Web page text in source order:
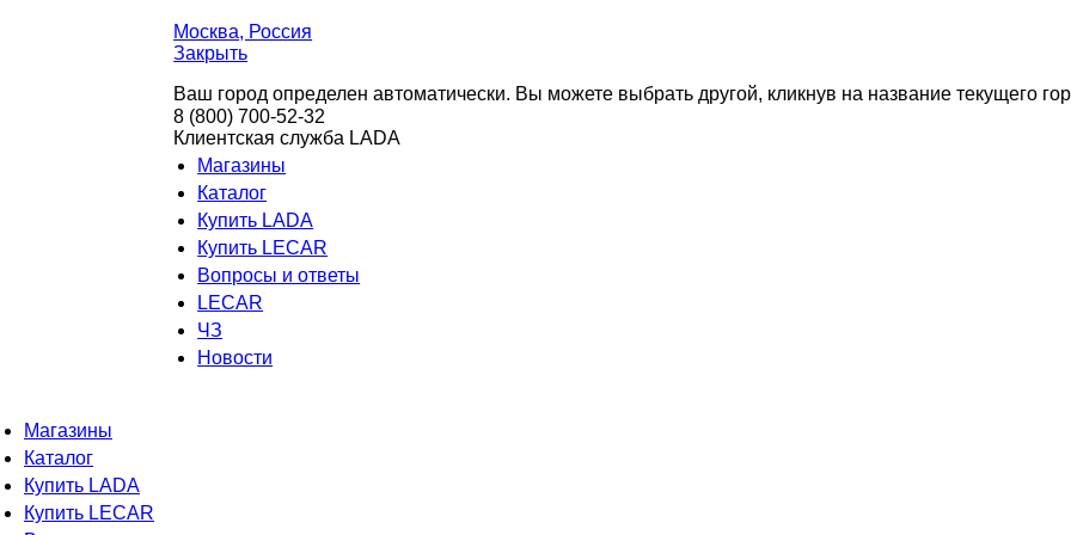
Москва, Россия
Закрыть
Ваш город определен автоматически. Вы можете выбрать другой, кликнув на название текущего
8 (800) 700-52-32
Клиентская служба LADA
Магазины
Каталог
Купить LADA
Купить LECAR
Вопросы и ответы
LECAR
ЧЗ
Новости
Магазины
Каталог
Купить LADA
Купить LECAR